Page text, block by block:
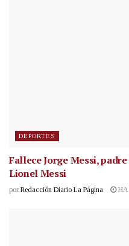
DEPORTES
Fallece Jorge Messi,
Lionel Messi
por Redacción Diario La Página